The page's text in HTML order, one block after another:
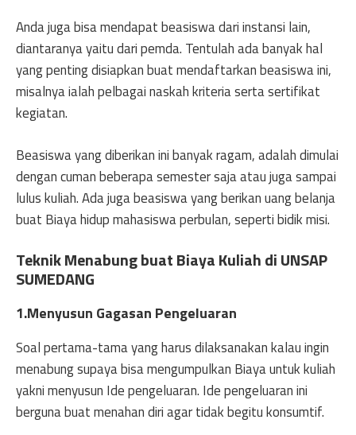
Anda juga bisa mendapat beasiswa dari instansi lain,
diantaranya yaitu dari pemda. Tentulah ada banyak hal
yang penting disiapkan buat mendaftarkan beasiswa ini,
misalnya ialah pelbagai naskah kriteria serta sertifikat
kegiatan.
Beasiswa yang diberikan ini banyak ragam, adalah dimulai
dengan cuman beberapa semester saja atau juga sampai
lulus kuliah. Ada juga beasiswa yang berikan uang belanja
buat Biaya hidup mahasiswa perbulan, seperti bidik misi.
Teknik Menabung buatBiaya Kuliah di UNSAP
SUMEDANG
1.Menyusun Gagasan Pengeluaran
Soal pertama-tama yang harus dilaksanakan kalau ingin
menabung supaya bisa mengumpulkan Biaya untuk kuliah
yakni menyusun Ide pengeluaran. Ide pengeluaran ini
berguna buat menahan diri agar tidak begitu konsumtif.